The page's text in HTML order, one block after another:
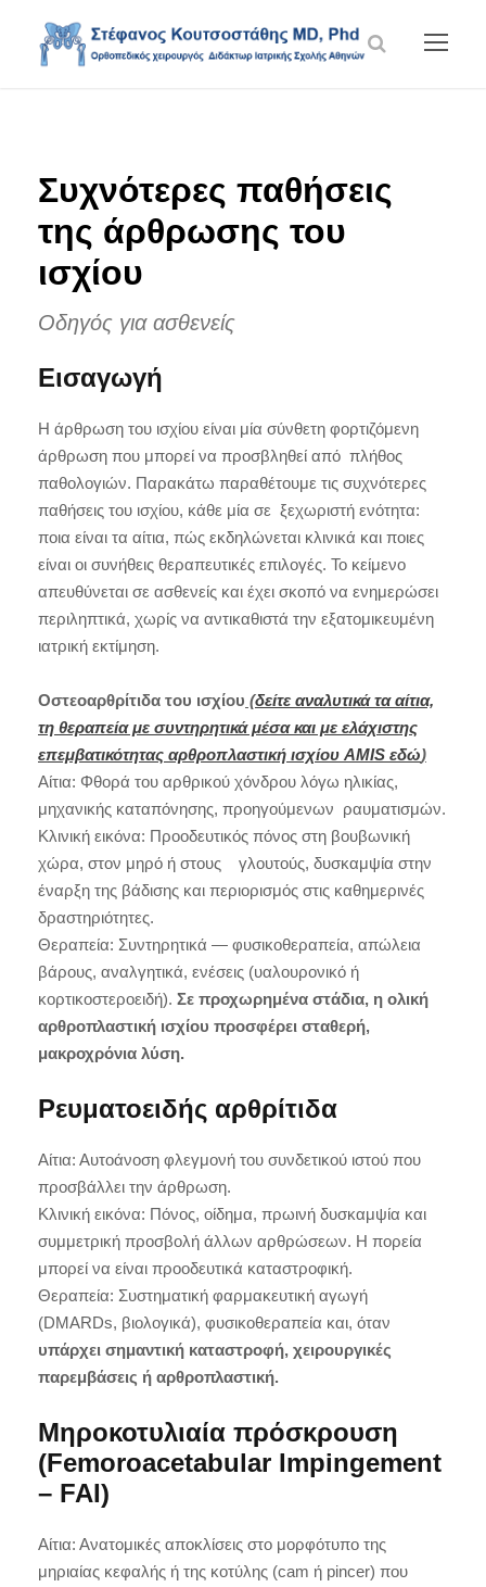
Συχνότερες παθήσεις
της άρθρωσης του
ισχίου
Oδηγός για ασθενείς
Εισαγωγή
Η άρθρωση του ισχίου είναι μία σύνθετη φορτιζόμενη
άρθρωση που μπορεί να προσβληθεί από πλήθος
παθολογιών. Παρακάτω παραθέτουμε τις συχνότερες
παθήσεις του ισχίου, κάθε μία σε ξεχωριστή ενότητα:
ποια είναι τα αίτια, πώς εκδηλώνεται κλινικά και ποιες
είναι οι συνήθεις θεραπευτικές επιλογές. Το κείμενο
απευθύνεται σε ασθενείς και έχει σκοπό να ενημερώσει
περιληπτικά, χωρίς να αντικαθιστά την εξατομικευμένη
ιατρική εκτίμηση.
Οστεοαρθρίτιδα του ισχίου (δείτε αναλυτικά τα αίτια,
τη θεραπεία με συντηρητικά μέσα και με ελάχιστης
επεμβατικότητας αρθροπλαστική ισχίου AMIS εδώ)
Αίτια: Φθορά του αρθρικού χόνδρου λόγω ηλικίας,
μηχανικής καταπόνησης, προηγούμενων ραυματισμών.
Κλινική εικόνα: Προοδευτικός πόνος στη βουβωνική
χώρα, στον μηρό ή στους γλουτούς, δυσκαμψία στην
έναρξη της βάδισης και περιορισμός στις καθημερινές
δραστηριότητες.
Θεραπεία: Συντηρητικά — φυσικοθεραπεία, απώλεια
βάρους, αναλγητικά, ενέσεις (υαλουρονικό ή
κορτικοστεροειδή). Σε προχωρημένα στάδια, η ολική
αρθροπλαστική ισχίου προσφέρει σταθερή,
μακροχρόνια λύση.
Ρευματοειδής αρθρίτιδα
Αίτια: Αυτοάνοση φλεγμονή του συνδετικού ιστού που
προσβάλλει την άρθρωση.
Κλινική εικόνα: Πόνος, οίδημα, πρωινή δυσκαμψία και
συμμετρική προσβολή άλλων αρθρώσεων. Η πορεία
μπορεί να είναι προοδευτικά καταστροφική.
Θεραπεία: Συστηματική φαρμακευτική αγωγή
(DMARDs, βιολογικά), φυσικοθεραπεία και, όταν
υπάρχει σημαντική καταστροφή, χειρουργικές
παρεμβάσεις ή αρθροπλαστική.
Μηροκοτυλιαία πρόσκρουση
(Femoroacetabular Impingement
– FAI)
Αίτια: Ανατομικές αποκλίσεις στο μορφότυπο της
μηριαίας κεφαλής ή της κοτύλης (cam ή pincer) που